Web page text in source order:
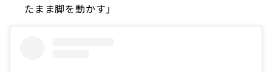
たまま脚を動かす」